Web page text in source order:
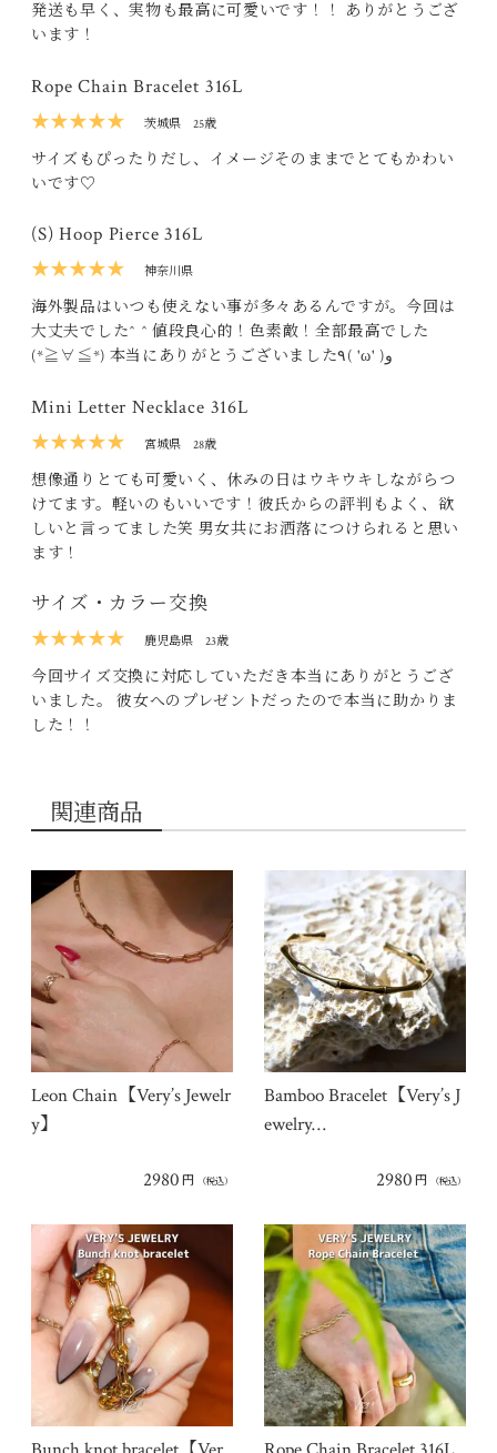
発送も早く、実物も最高に可愛いです！！ ありがとうござ
います！
Rope Chain Bracelet 316L
★★★★★
茨城県 25歳
サイズもぴったりだし、イメージそのままでとてもかわい
いです♡
(S) Hoop Pierce 316L
★★★★★
神奈川県
海外製品はいつも使えない事が多々あるんですが。今回は
大丈夫でした^ ^ 値段良心的！色素敵！全部最高でした
(*≧∀≦*) 本当にありがとうございました٩( 'ω' )و
Mini Letter Necklace 316L
★★★★★
宮城県 28歳
想像通りとても可愛いく、休みの日はウキウキしながらつ
けてます。軽いのもいいです！彼氏からの評判もよく、欲
しいと言ってました笑 男女共にお洒落につけられると思い
ます！
サイズ・カラー交換
★★★★★
鹿児島県 23歳
今回サイズ交換に対応していただき本当にありがとうござ
いました。 彼女へのプレゼントだったので本当に助かりま
した！！
関連商品
Leon Chain【Very’s Jewelr
y】
2980 円 （税込）
Bamboo Bracelet【Very’s J
ewelry…
2980 円 （税込）